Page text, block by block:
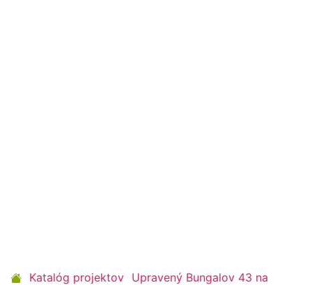
Katalóg projektov Upravený Bungalov 43 na